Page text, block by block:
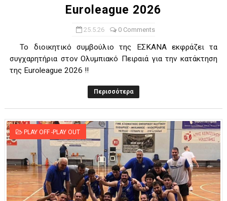
Εuroleague 2026
25.5.26 0 Comments
To διοικητικό συμβούλιο της ΕΣΚΑΝΑ εκφράζει τα
συγχαρητήρια στον Ολυμπιακό Πειραιά για την κατάκτηση
της Εuroleague 2026 !!
Περισσότερα
PLAY OFF -PLAY OUT